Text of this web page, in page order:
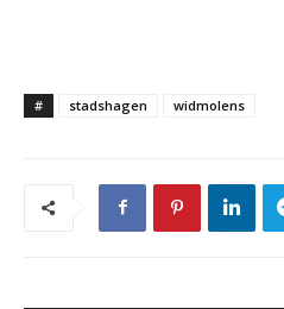
# stadshagen widmolens